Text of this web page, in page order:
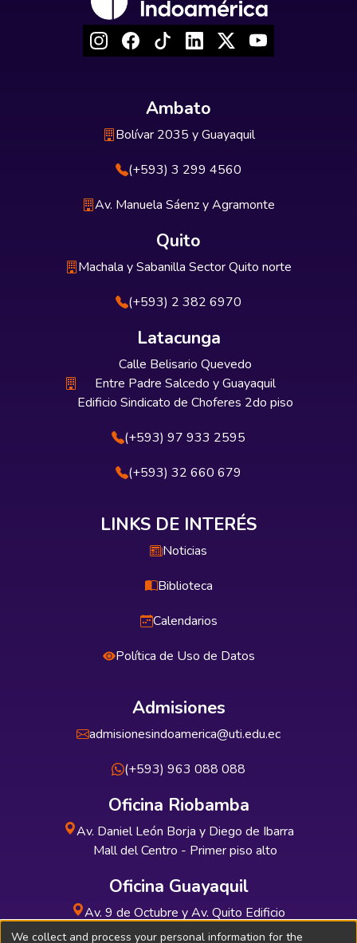
Ambato
Bolívar 2035 y Guayaquil
(+593) 3 299 4560
Av. Manuela Sáenz y Agramonte
Quito
Machala y Sabanilla Sector Quito norte
(+593) 2 382 6970
Latacunga
Calle Belisario Quevedo
Entre Padre Salcedo y Guayaquil
Edificio Sindicato de Choferes 2do piso
(+593) 97 933 2595
(+593) 32 660 679
LINKS DE INTERÉS
Noticias
Biblioteca
Calendarios
Política de Uso de Datos
Admisiones
admisionesindoamerica@uti.edu.ec
(+593) 963 088 088
Oficina Riobamba
Av. Daniel León Borja y Diego de Ibarra
Mall del Centro - Primer piso alto
Oficina Guayaquil
Av. 9 de Octubre y Av. Quito Edificio
INDUAUTO - Planta baja
We collect and process your personal information for the